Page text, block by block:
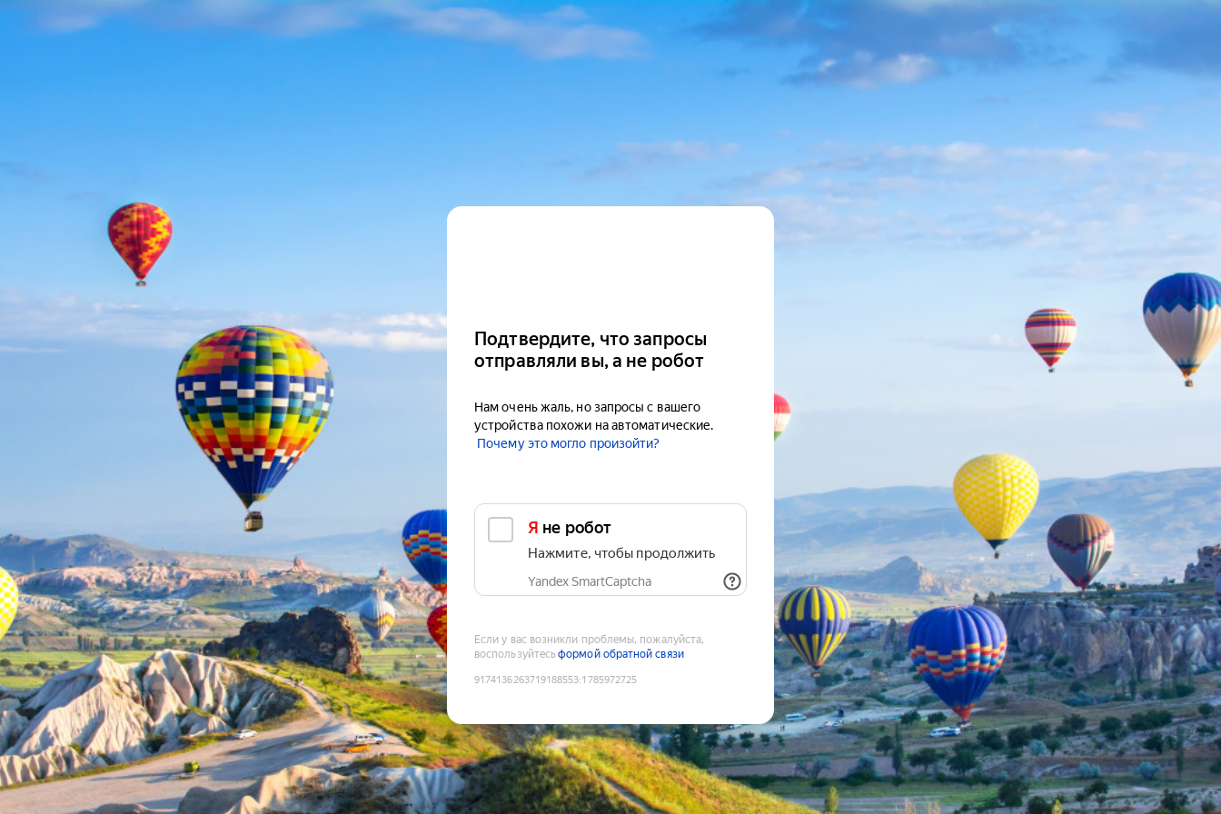
Подтвердите, что запросы
отправляли вы, а не робот
Нам очень жаль, но запросы с вашего
устройства похожи на автоматические.
Почему это могло произойти?
Я не робот
Нажмите, чтобы продолжить
Yandex SmartCaptcha
Если у вас возникли проблемы, пожалуйста,
воспользуйтесьформой обратной связи
9174136263719188553:1785972725